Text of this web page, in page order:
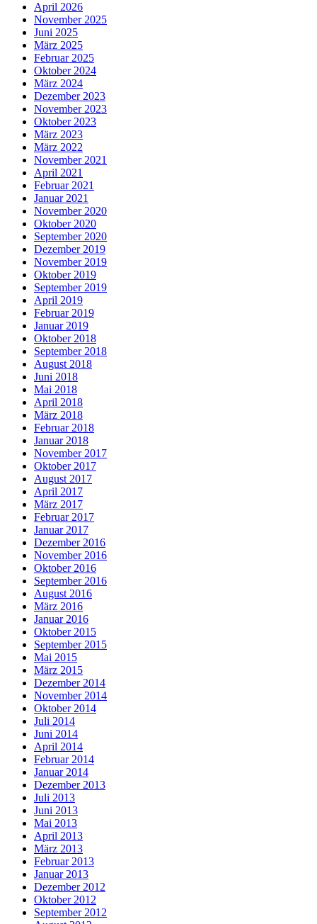
April 2026
November 2025
Juni 2025
März 2025
Februar 2025
Oktober 2024
März 2024
Dezember 2023
November 2023
Oktober 2023
März 2023
März 2022
November 2021
April 2021
Februar 2021
Januar 2021
November 2020
Oktober 2020
September 2020
Dezember 2019
November 2019
Oktober 2019
September 2019
April 2019
Februar 2019
Januar 2019
Oktober 2018
September 2018
August 2018
Juni 2018
Mai 2018
April 2018
März 2018
Februar 2018
Januar 2018
November 2017
Oktober 2017
August 2017
April 2017
März 2017
Februar 2017
Januar 2017
Dezember 2016
November 2016
Oktober 2016
September 2016
August 2016
März 2016
Januar 2016
Oktober 2015
September 2015
Mai 2015
März 2015
Dezember 2014
November 2014
Oktober 2014
Juli 2014
Juni 2014
April 2014
Februar 2014
Januar 2014
Dezember 2013
Juli 2013
Juni 2013
Mai 2013
April 2013
März 2013
Februar 2013
Januar 2013
Dezember 2012
Oktober 2012
September 2012